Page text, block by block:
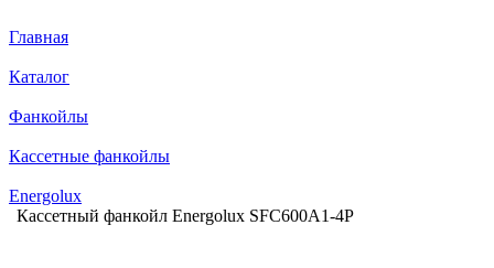
Главная
Каталог
Фанкойлы
Кассетные фанкойлы
Energolux
Кассетный фанкойл Energolux SFC600A1-4P